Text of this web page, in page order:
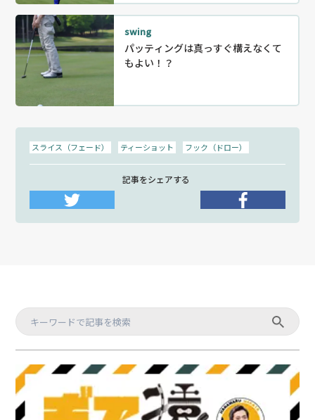
swing
パッティングは真っすぐ構えなくて
もよい！？
スライス（フェード） ティーショット フック（ドロー）
記事をシェアする